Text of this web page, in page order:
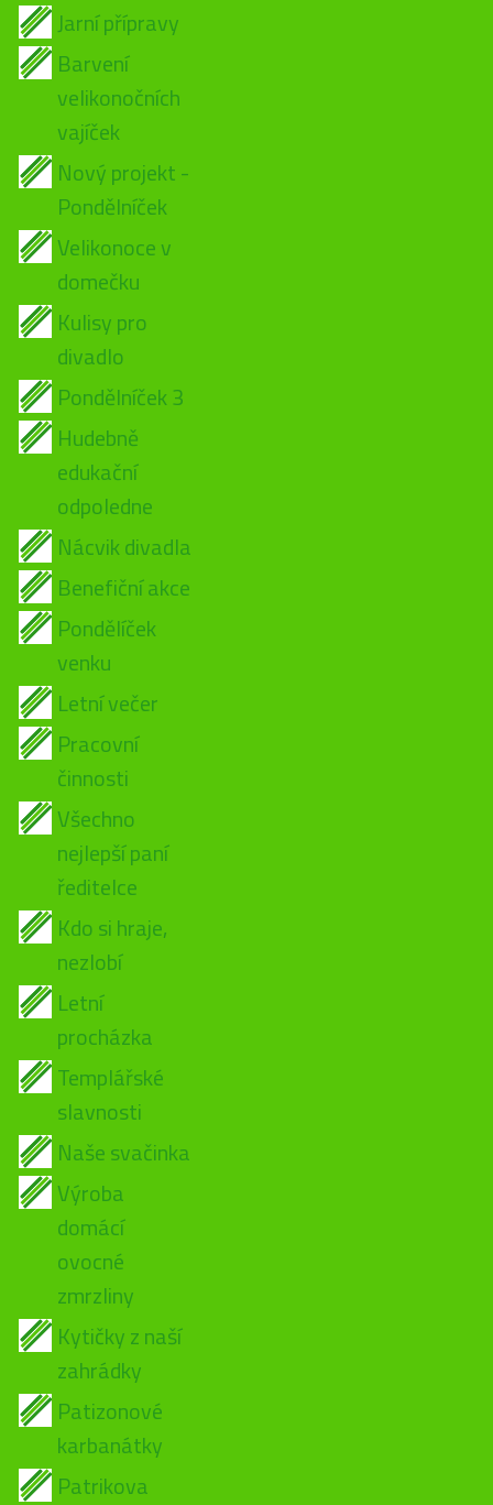
Jarní přípravy
Barvení
velikonočních
vajíček
Nový projekt -
Pondělníček
Velikonoce v
domečku
Kulisy pro
divadlo
Pondělníček 3
Hudebně
edukační
odpoledne
Nácvik divadla
Benefiční akce
Pondělíček
venku
Letní večer
Pracovní
činnosti
Všechno
nejlepší paní
ředitelce
Kdo si hraje,
nezlobí
Letní
procházka
Templářské
slavnosti
Naše svačinka
Výroba
domácí
ovocné
zmrzliny
Kytičky z naší
zahrádky
Patizonové
karbanátky
Patrikova